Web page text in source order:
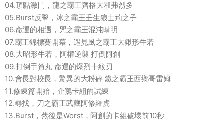
04.頂點激鬥，龍之霸王齊格大和弗烈多
05.Burst反擊，冰之霸王壬生狼士荊之子
06.命運的相遇，咒之霸王混沌晴明
07.霸王錦標賽開幕，遇見風之霸王大鍬形牛若
08.大昭形牛若，阿權逆襲 打倒阿創
09.打倒手賀丸 命運的爆烈十紋刃
10.會長對校長，驚異的大粉碎 鐵之霸王西鄉哥雷姆
11.修練篇開始，企鵝卡組的試練
12.尋找，刀之霸王武藏阿修羅虎
13.Burst，然後是Worst，阿創的卡組破壞前10秒